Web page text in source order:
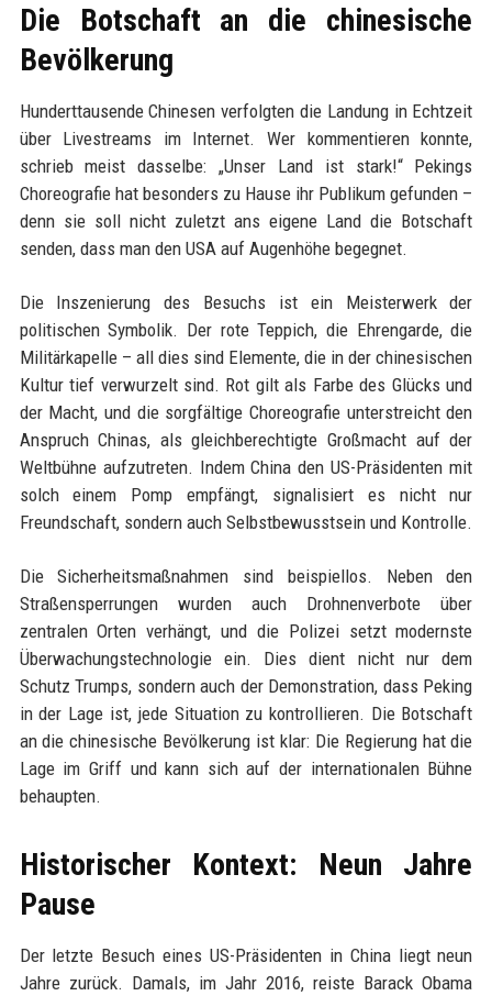
Die Botschaft an die chinesische
Bevölkerung
Hunderttausende Chinesen verfolgten die Landung in Echtzeit
über Livestreams im Internet. Wer kommentieren konnte,
schrieb meist dasselbe: „Unser Land ist stark!“ Pekings
Choreografie hat besonders zu Hause ihr Publikum gefunden –
denn sie soll nicht zuletzt ans eigene Land die Botschaft
senden, dass man den USA auf Augenhöhe begegnet.
Die Inszenierung des Besuchs ist ein Meisterwerk der
politischen Symbolik. Der rote Teppich, die Ehrengarde, die
Militärkapelle – all dies sind Elemente, die in der chinesischen
Kultur tief verwurzelt sind. Rot gilt als Farbe des Glücks und
der Macht, und die sorgfältige Choreografie unterstreicht den
Anspruch Chinas, als gleichberechtigte Großmacht auf der
Weltbühne aufzutreten. Indem China den US-Präsidenten mit
solch einem Pomp empfängt, signalisiert es nicht nur
Freundschaft, sondern auch Selbstbewusstsein und Kontrolle.
Die Sicherheitsmaßnahmen sind beispiellos. Neben den
Straßensperrungen wurden auch Drohnenverbote über
zentralen Orten verhängt, und die Polizei setzt modernste
Überwachungstechnologie ein. Dies dient nicht nur dem
Schutz Trumps, sondern auch der Demonstration, dass Peking
in der Lage ist, jede Situation zu kontrollieren. Die Botschaft
an die chinesische Bevölkerung ist klar: Die Regierung hat die
Lage im Griff und kann sich auf der internationalen Bühne
behaupten.
Historischer Kontext: Neun Jahre
Pause
Der letzte Besuch eines US-Präsidenten in China liegt neun
Jahre zurück. Damals, im Jahr 2016, reiste Barack Obama